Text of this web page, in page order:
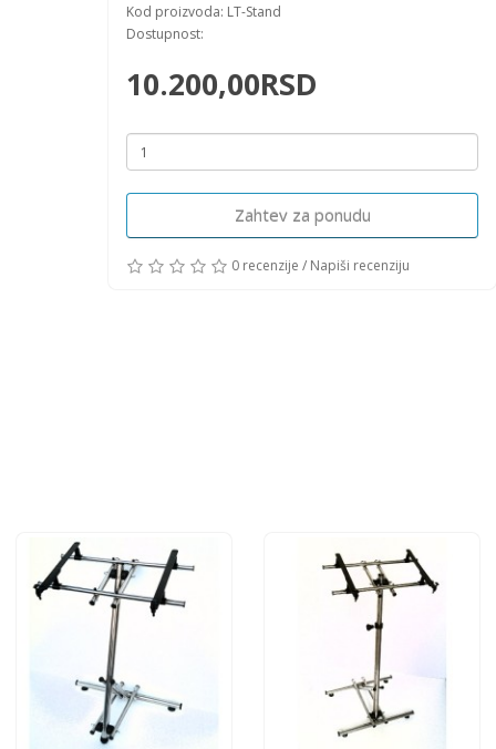
Kod proizvoda: LT-Stand
Dostupnost:
10.200,00RSD
Zahtev za ponudu
0 recenzije / Napiši recenziju